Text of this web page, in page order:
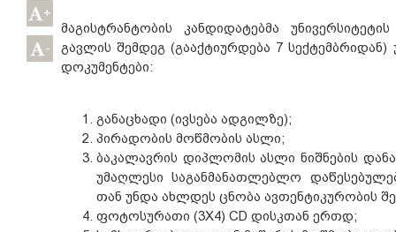
+
-
მაგისტრანტობის კანდიდატებმა
გავლის შემდეგ (გააქტიურდება 7
დოკუმენტები:
განაცხადი (ივსება ადგილზე);
პირადობის მოწმობის ასლი;
ბაკალავრის დიპლომის ასლი ნიშნების
უმაღლესი საგანმანათლებლო
თან უნდა ახლდეს ცნობა ავთენტიკურობის
ფოტოსურათი (3X4) CD დისკთან ერთდ;